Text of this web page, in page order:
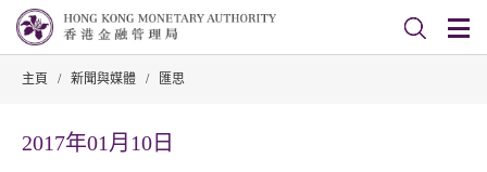
主頁 / 新聞與媒體 / 匯思
2017年01月10日